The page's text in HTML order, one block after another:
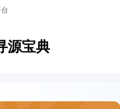
源宝典